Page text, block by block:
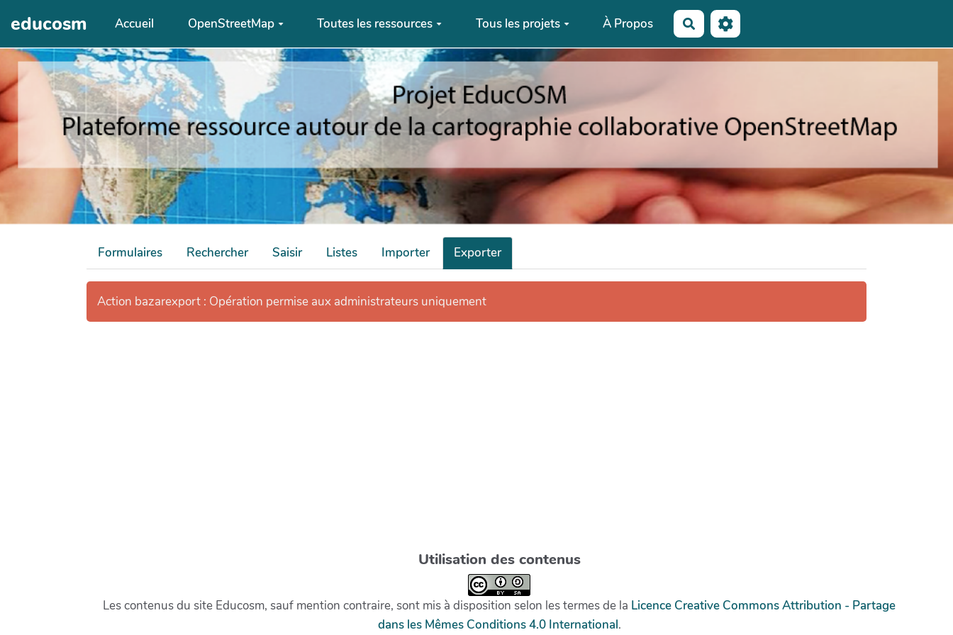
Aller au contenu principal
educosm Accueil OpenStreetMap Toutes les ressources Tous les projets À Propos Rechercher
Formulaires Rechercher Saisir Listes Importer Exporter
Action bazarexport : Opération permise aux administrateurs uniquement
Utilisation des contenus
Les contenus du site Educosm, sauf mention contraire, sont mis à disposition selon les termes de la Licence Creative Commons Attribution - Partage
dans les Mêmes Conditions 4.0 International.